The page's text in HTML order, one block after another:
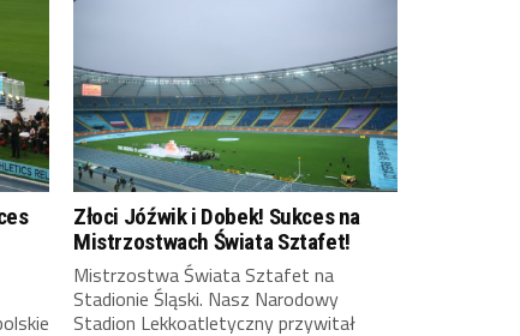
Złoci Jóźwik i Dobek! Sukces na
Mistrzostwach Świata Sztafet!
Mistrzostwa Świata Sztafet na
Stadionie Śląski. Nasz Narodowy
Stadion Lekkoatletyczny przywitał